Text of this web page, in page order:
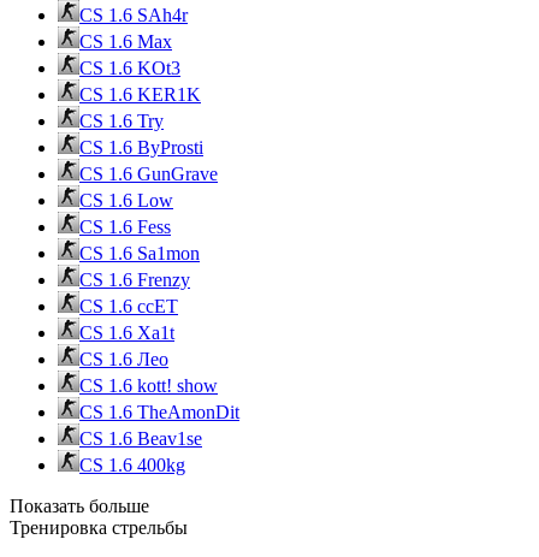
CS 1.6 SAh4r
CS 1.6 Max
CS 1.6 KOt3
CS 1.6 KER1K
CS 1.6 Try
CS 1.6 ByProsti
CS 1.6 GunGrave
CS 1.6 Low
CS 1.6 Fess
CS 1.6 Sa1mon
CS 1.6 Frenzy
CS 1.6 ccET
CS 1.6 Xa1t
CS 1.6 Лео
CS 1.6 kott! show
CS 1.6 TheAmonDit
CS 1.6 Beav1se
CS 1.6 400kg
Показать больше
Тренировка стрельбы